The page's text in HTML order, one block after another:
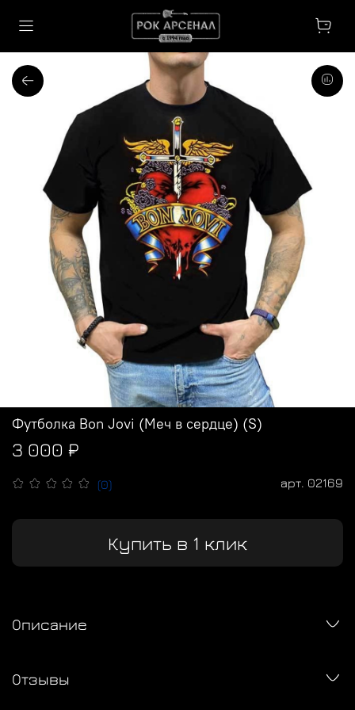
(0) арт. 02169
Футболка Bon Jovi (Меч в сердце) (S)
3 000 ₽
Купить в 1 клик
Описание
Отзывы